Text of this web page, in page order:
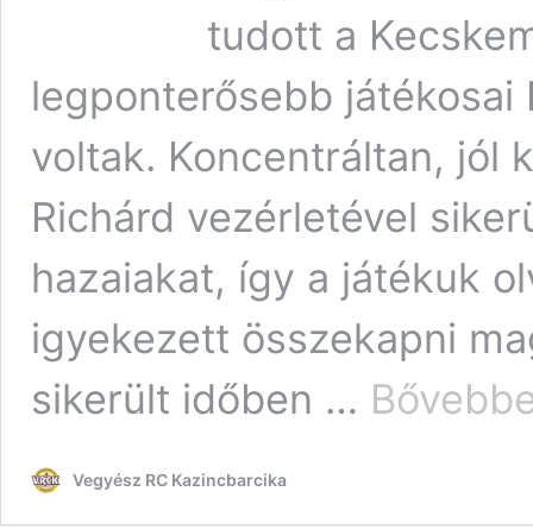
tudott a
legponterősebb játékosai
voltak. Koncentráltan, jól
Richárd vezérletével
hazaiakat, így a játékuk
igyekezett összekapni
sikerült időben …
Vegyész RC Kazincbarcika